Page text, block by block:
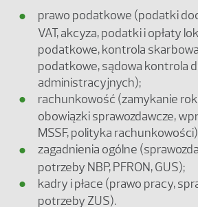
prawo podatkowe (podatki
VAT, akcyza, podatki i opłaty
podatkowe, kontrola
podatkowe, sądowa kontrola
administracyjnych);
rachunkowość (zamykanie
obowiązki sprawozdawcze,
MSSF, polityka
zagadnienia ogólne
potrzeby NBP, PFRON, GUS);
kadry i płace (prawo pracy,
potrzeby ZUS).